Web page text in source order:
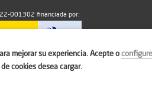
001302 financiada por:
501100011033
mejorar su experiencia. Acepte oconfigure
cookies desea cargar.